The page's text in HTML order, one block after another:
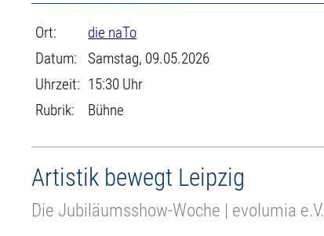
Ort:
die naTo
Datum:
Samstag, 09.05.2026
Uhrzeit: 15:30 Uhr
Rubrik:
Bühne
Artistik bewegt Leipzig
Die Jubiläumsshow-Woche | evolumia e.V.